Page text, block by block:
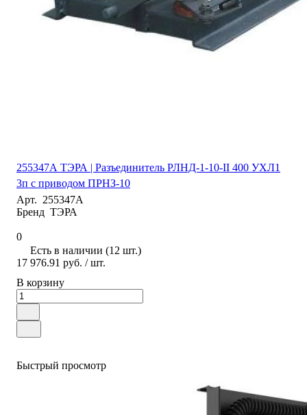
255347А ТЭРА | Разъединитель РЛНД-1-10-II 400 УХЛ1
3п с приводом ПРНЗ-10
Арт. 255347А
Бренд ТЭРА
0
Есть в наличии (12 шт.)
17 976.91 руб. / шт.
В корзину
Быстрый просмотр